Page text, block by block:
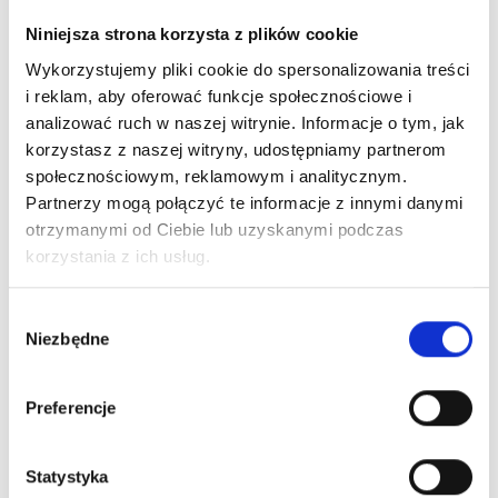
Niniejsza strona korzysta z plików cookie
Wykorzystujemy pliki cookie do spersonalizowania treści
i reklam, aby oferować funkcje społecznościowe i
analizować ruch w naszej witrynie. Informacje o tym, jak
korzystasz z naszej witryny, udostępniamy partnerom
społecznościowym, reklamowym i analitycznym.
Partnerzy mogą połączyć te informacje z innymi danymi
otrzymanymi od Ciebie lub uzyskanymi podczas
korzystania z ich usług.
zgody
Niezbędne
Preferencje
Statystyka
Zestawy z zamówień detalicznych zabezpieczane są
odpowiednią folią ochronną i wysyłane w kartonie.
Zamówienia hurtowe pakujemy na palety lub
półpalety i dostarczamy je w każde miejsce w Polsce
za pośrednictwem kurierów paletowych. Taki sposób
wysyłki gwarantuje najwyższą jakość dostawy –
zestawy i ich zawartość będą najmniej narażone na
potłuczenia. Zazwyczaj dostawa paletowa doręczana
jest kolejnego dnia roboczego lub w ciągu 48 godzin.
Oczywiście, że tak. Zamówienie możemy dostarczyć